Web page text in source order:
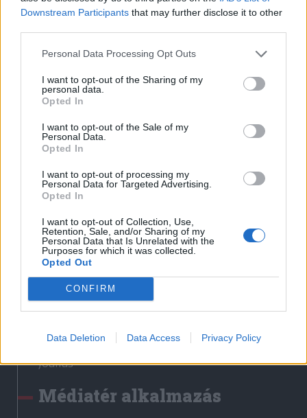
Downstream Participants that may further disclose it to other
Personal Data Processing Opt Outs
I want to opt-out of the Sharing of my
personal data.
Opted In
I want to opt-out of the Sale of my
Personal Data.
Opted In
I want to opt-out of processing my
Personal Data for Targeted Advertising.
Opted In
I want to opt-out of Collection, Use,
Retention, Sale, and/or Sharing of my
Personal Data that Is Unrelated with the
Purposes for which it was collected.
Opted Out
CONFIRM
Data Deletion Data Access Privacy Policy
Hozzászólási szabályzat
Nyomtatott lapjaink archívuma
Székely Hírmondó archívuma
Sütibeállítások
Médiatér
Liget
Krónika
Bihari Napló
Erdélyi Napló
Főtér
Rádió GaGa
Jóállás
Médiatér alkalmazás